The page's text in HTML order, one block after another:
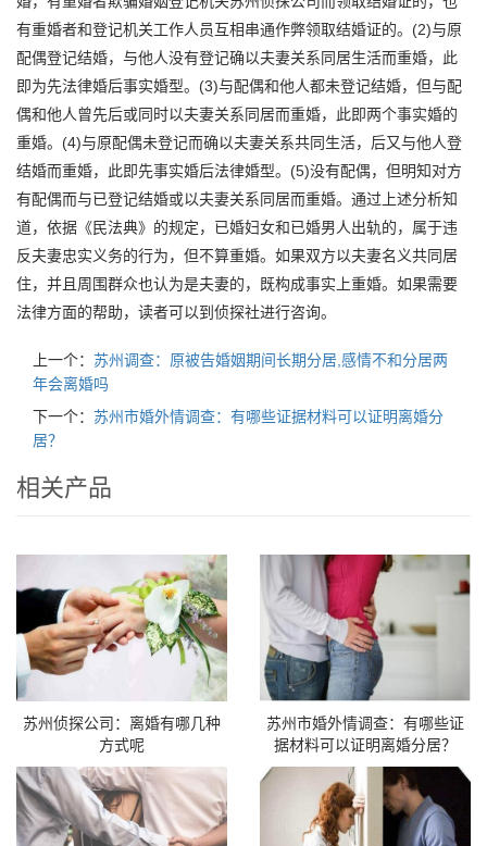
有重婚者和登记机关工作人员互相串通作弊领取结婚证的。(2)与原
配偶登记结婚，与他人没有登记确以夫妻关系同居生活而重婚，此
即为先法律婚后事实婚型。(3)与配偶和他人都未登记结婚，但与配
偶和他人曾先后或同时以夫妻关系同居而重婚，此即两个事实婚的
重婚。(4)与原配偶未登记而确以夫妻关系共同生活，后又与他人登
结婚而重婚，此即先事实婚后法律婚型。(5)没有配偶，但明知对方
有配偶而与已登记结婚或以夫妻关系同居而重婚。通过上述分析知
道，依据《民法典》的规定，已婚妇女和已婚男人出轨的，属于违
反夫妻忠实义务的行为，但不算重婚。如果双方以夫妻名义共同居
住，并且周围群众也认为是夫妻的，既构成事实上重婚。如果需要
法律方面的帮助，读者可以到侦探社进行咨询。
上一个： 苏州调查：原被告婚姻期间长期分居,感情不和分居两
年会离婚吗
下一个： 苏州市婚外情调查：有哪些证据材料可以证明离婚分
居？
相关产品
苏州侦探公司：离婚有哪几种
方式呢
苏州市婚外情调查：有哪些证
据材料可以证明离婚分居？